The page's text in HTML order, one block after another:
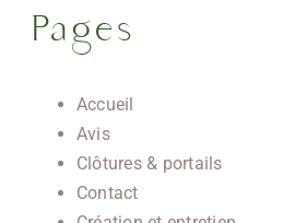
Pages
Accueil
Avis
Clôtures & portails
Contact